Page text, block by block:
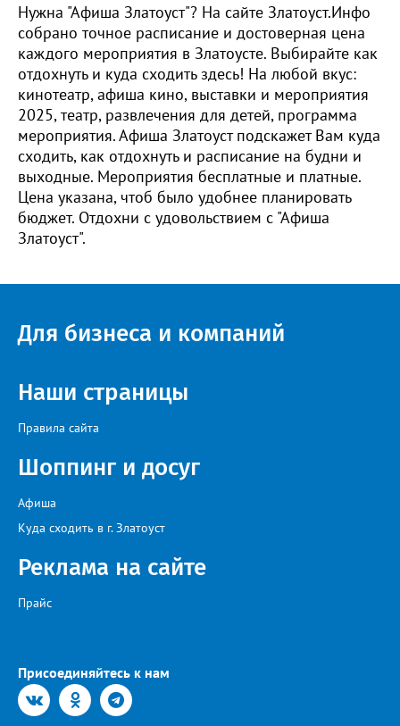
Нужна "Афиша Златоуст"? На сайте Златоуст.Инфо
собрано точное расписание и достоверная цена
каждого мероприятия в Златоусте. Выбирайте как
отдохнуть и куда сходить здесь! На любой вкус:
кинотеатр, афиша кино, выставки и мероприятия
2025, театр, развлечения для детей, программа
мероприятия. Афиша Златоуст подскажет Вам куда
сходить, как отдохнуть и расписание на будни и
выходные. Мероприятия бесплатные и платные.
Цена указана, чтоб было удобнее планировать
бюджет. Отдохни с удовольствием с "Афиша
Златоуст".
Для бизнеса и компаний
Наши страницы
Правила сайта
Шоппинг и досуг
Афиша
Куда сходить в г. Златоуст
Реклама на сайте
Прайс
Присоединяйтесь к нам